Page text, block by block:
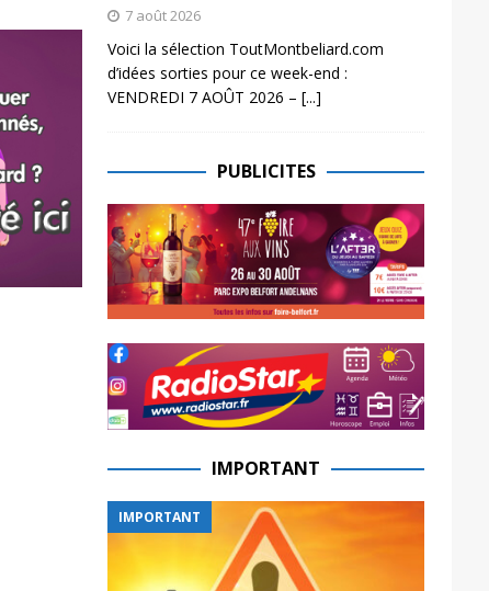
7 août 2026
Voici la sélection ToutMontbeliard.com
d’idées sorties pour ce week-end :
VENDREDI 7 AOÛT 2026 – [...]
PUBLICITES
IMPORTANT
IMPORTANT